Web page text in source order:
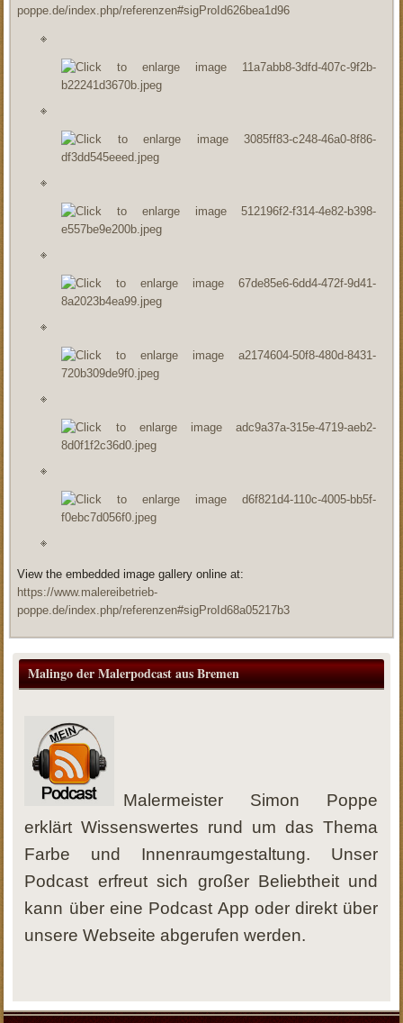
poppe.de/index.php/referenzen#sigProId626bea1d96
View the embedded image gallery online at:
https://www.malereibetrieb-
poppe.de/index.php/referenzen#sigProId68a05217b3
Malingo der Malerpodcast aus Bremen
Malermeister Simon Poppe
erklärt Wissenswertes rund um das Thema
Farbe und Innenraumgestaltung. Unser
Podcast erfreut sich großer Beliebtheit und
kann über eine Podcast App oder direkt über
unsere Webseite abgerufen werden.